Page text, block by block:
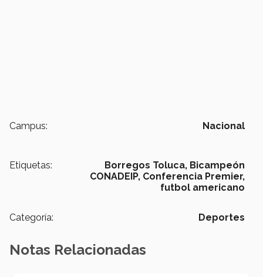
Campus: Nacional
Etiquetas: Borregos Toluca, Bicampeón
CONADEIP, Conferencia Premier,
futbol americano
Categoría: Deportes
Notas Relacionadas